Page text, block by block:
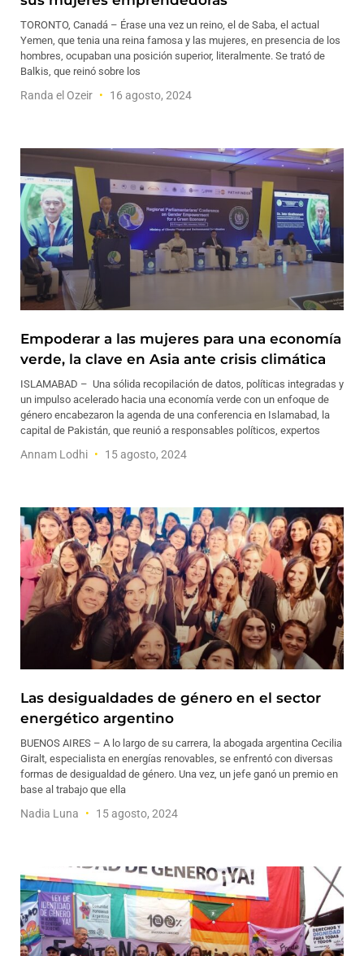
TORONTO, Canadá – Érase una vez un reino, el de Saba, el actual
Yemen, que tenia una reina famosa y las mujeres, en presencia de los
hombres, ocupaban una posición superior, literalmente. Se trató de
Balkis, que reinó sobre los
Randa el Ozeir 16 agosto, 2024
Empoderar a las mujeres para una economía
verde, la clave en Asia ante crisis climática
ISLAMABAD – Una sólida recopilación de datos, políticas integradas y
un impulso acelerado hacia una economía verde con un enfoque de
género encabezaron la agenda de una conferencia en Islamabad, la
capital de Pakistán, que reunió a responsables políticos, expertos
Annam Lodhi 15 agosto, 2024
Las desigualdades de género en el sector
energético argentino
BUENOS AIRES – A lo largo de su carrera, la abogada argentina Cecilia
Giralt, especialista en energías renovables, se enfrentó con diversas
formas de desigualdad de género. Una vez, un jefe ganó un premio en
base al trabajo que ella
Nadia Luna 15 agosto, 2024